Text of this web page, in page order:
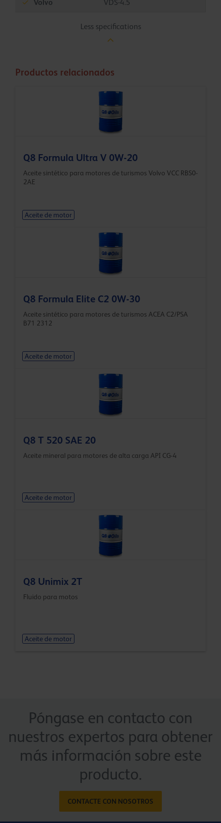
Volvo VDS-4.5
Less specifications
Productos relacionados
Q8 Formula Ultra V 0W-20
Aceite sintético para motores de turismos Volvo VCC RBS0-
2AE
Aceite de motor
Q8 Formula Elite C2 0W-30
Aceite sintético para motores de turismos ACEA C2/PSA
B71 2312
Aceite de motor
Q8 T 520 SAE 20
Aceite mineral para motores de alta carga API CG-4
Aceite de motor
Q8 Unimix 2T
Fluido para motos
Aceite de motor
Póngase en contacto con
nuestros expertos para obtener
más información sobre este
producto.
CONTACTE CON NOSOTROS